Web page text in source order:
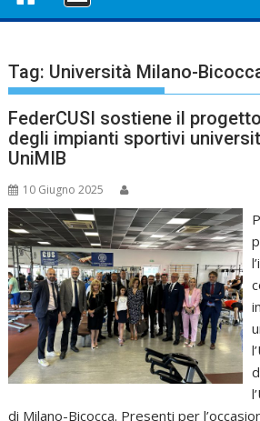
Tag: Università Milano-
FederCUSI sostiene il
degli impianti sportivi
UniMIB
10 Giugno 2025
di Milano-Bicocca. Presenti per